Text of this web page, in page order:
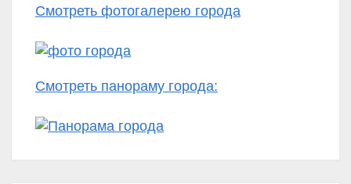
Смотреть фотогалерею города
Смотреть панораму города: